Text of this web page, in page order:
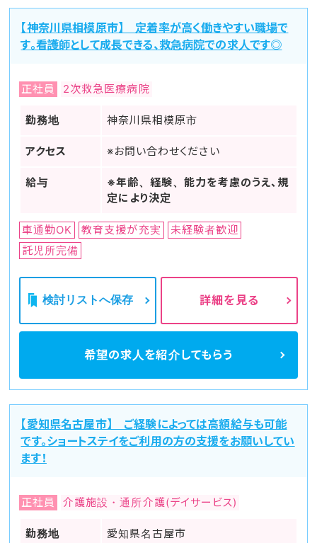
【神奈川県相模原市】 定着率が高く働きやすい職場で
す。看護師として成長できる、救急病院での求人です◎
正社員 2次救急医療病院
勤務地 神奈川県相模原市
アクセス ※お問い合わせください
給与
※年齢、経験、能力を考慮のうえ、規
定により決定
車通勤OK 教育支援が充実
未経験者歓迎
託児所完備
検討リストへ保存 詳細を見る
希望の求人を紹介してもらう
【愛知県名古屋市】 ご経験によっては高額給与も可能
です。ショートステイをご利用の方の支援をお願いしてい
ます！
正社員 介護施設・通所介護(デイサービス)
勤務地 愛知県名古屋市